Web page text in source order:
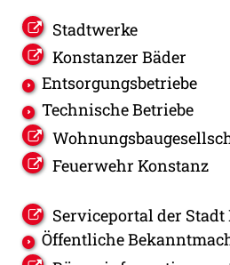
Stadtwerke
Konstanzer Bäder
Entsorgungsbetriebe
Technische Betriebe
Feuerwehr Konstanz
Serviceportal der Stadt
Öffentliche